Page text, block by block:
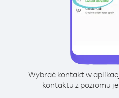
Wybrać kontakt w
kontaktu z poziomu